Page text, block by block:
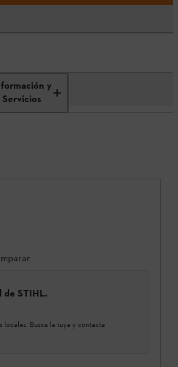
y
Servicios
de STIHL.
locales. Busca la tuya y contacta